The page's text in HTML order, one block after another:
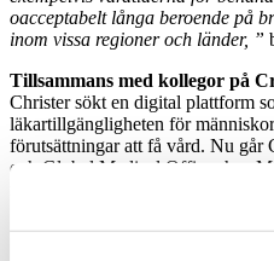
oacceptabelt långa beroende på
inom vissa regioner och länder, ”
Tillsammans med kollegor på
Christer sökt en digital plattform
läkartillgängligheten för
förutsättningar att få vård. Nu går
och Global Medical Officer hos
företagets erbjudande i en